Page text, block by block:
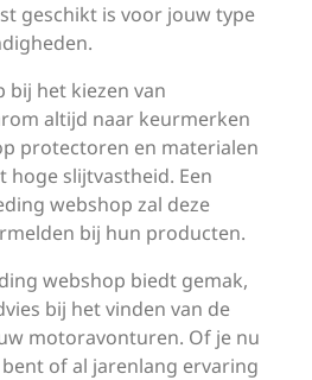
geschikt is voor jouw type
bij het kiezen van
altijd naar keurmerken
protectoren en materialen
hoge slijtvastheid. Een
webshop zal deze
bij hun producten.
webshop biedt gemak,
bij het vinden van de
motoravonturen. Of je nu
of al jarenlang ervaring